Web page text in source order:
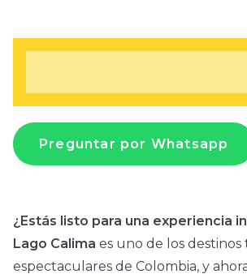
Preguntar por Whatsapp
¿Estás listo para una experiencia
Lago Calima es uno de los destinos
espectaculares de Colombia, y